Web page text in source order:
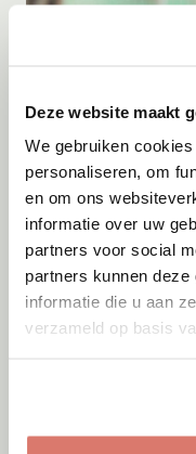
Deze website maakt
We gebruiken
personaliseren, om
en om ons
informatie over uw
partners voor social
partners kunnen
informatie die u aan
verzameld op basis
Paco
Apeldoorn